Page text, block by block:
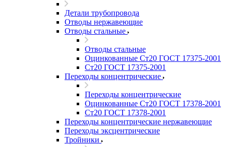
Детали трубопровода
Отводы нержавеющие
Отводы стальные
Отводы стальные
Оцинкованные Ст20 ГОСТ 17375-2001
Ст20 ГОСТ 17375-2001
Переходы концентрические
Переходы концентрические
Оцинкованные Ст20 ГОСТ 17378-2001
Ст20 ГОСТ 17378-2001
Переходы концентрические нержавеющие
Переходы эксцентрические
Тройники